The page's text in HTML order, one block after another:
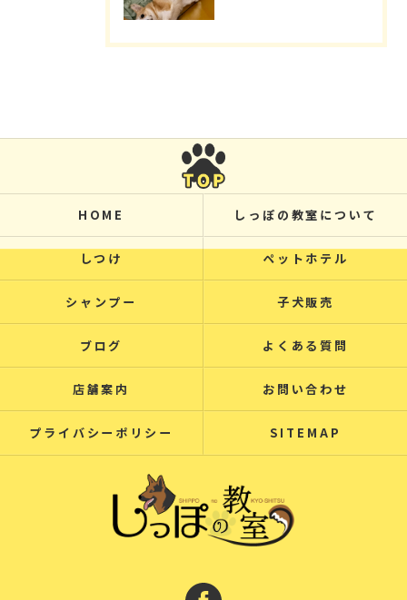
HOME しっぽの教室について
しつけ ペットホテル
シャンプー 子犬販売
ブログ よくある質問
店舗案内 お問い合わせ
プライバシーポリシー SITEMAP